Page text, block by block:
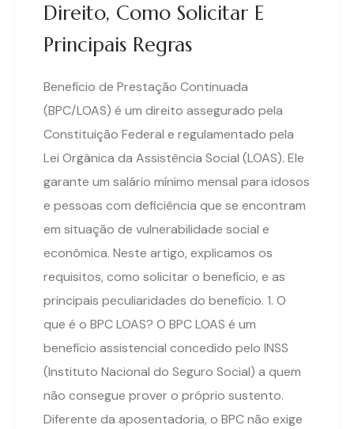
Direito, Como Solicitar E
Principais Regras
Benefício de Prestação Continuada
(BPC/LOAS) é um direito assegurado pela
Constituição Federal e regulamentado pela
Lei Orgânica da Assistência Social (LOAS). Ele
garante um salário mínimo mensal para idosos
e pessoas com deficiência que se encontram
em situação de vulnerabilidade social e
econômica. Neste artigo, explicamos os
requisitos, como solicitar o benefício, e as
principais peculiaridades do benefício. 1. O
que é o BPC LOAS? O BPC LOAS é um
benefício assistencial concedido pelo INSS
(Instituto Nacional do Seguro Social) a quem
não consegue prover o próprio sustento.
Diferente da aposentadoria, o BPC não exige